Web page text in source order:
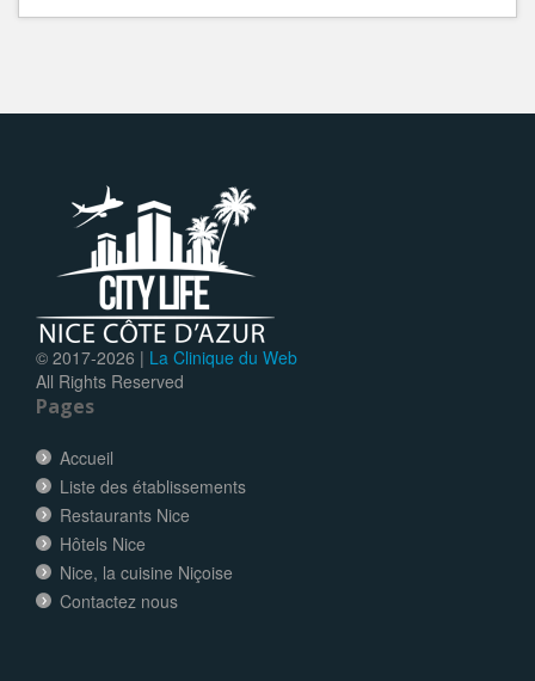
© 2017-2026 | La Clinique du Web
All Rights Reserved
Pages
Accueil
Liste des établissements
Restaurants Nice
Hôtels Nice
Nice, la cuisine Niçoise
Contactez nous